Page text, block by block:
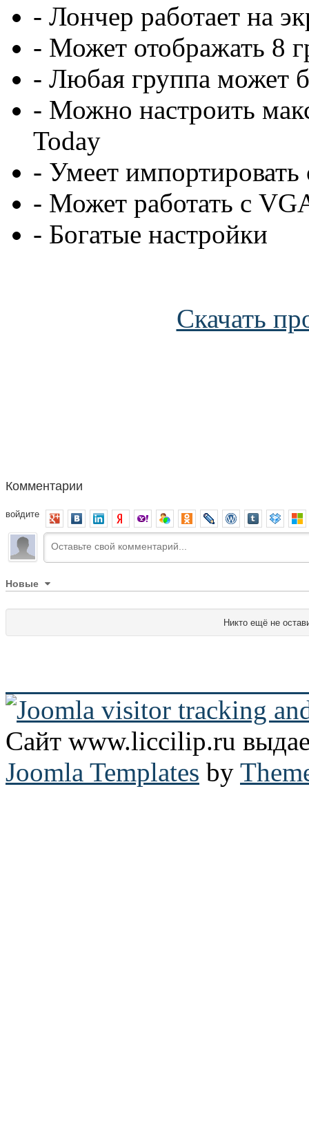
- Лончер работает на
- Может отображать 8
- Любая группа может
- Можно настроить
Today
- Умеет
- Может работать с
- Богатые настройки
Скачать
Комментарии
войдите
Новые
Никто ещё не
Сайт www.liccilip.ru
Joomla Templates by